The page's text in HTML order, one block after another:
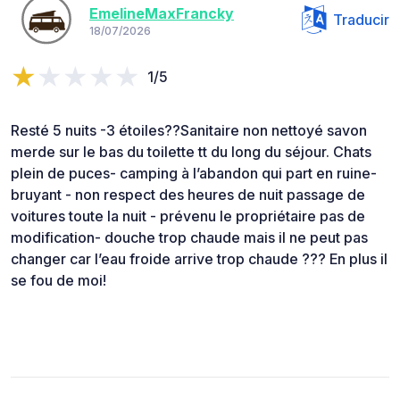
EmelineMaxFrancky
18/07/2026
Traducir
1/5
Resté 5 nuits -3 étoiles??Sanitaire non nettoyé savon
merde sur le bas du toilette tt du long du séjour. Chats
plein de puces- camping à l’abandon qui part en ruine-
bruyant - non respect des heures de nuit passage de
voitures toute la nuit - prévenu le propriétaire pas de
modification- douche trop chaude mais il ne peut pas
changer car l’eau froide arrive trop chaude ??? En plus il
se fou de moi!